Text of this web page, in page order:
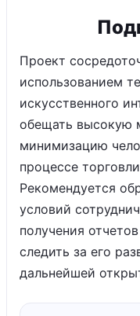
Проект
использованием
искусственного
обещать высокую
минимизацию
процессе
Рекомендуется
условий
получения
следить за его
дальнейшей